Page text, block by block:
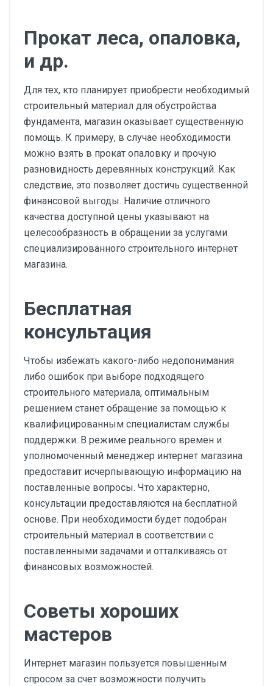
Прокат леса, опаловка,
и др.
Для тех, кто планирует приобрести необходимый
строительный материал для обустройства
фундамента, магазин оказывает существенную
помощь. К примеру, в случае необходимости
можно взять в прокат опаловку и прочую
разновидность деревянных конструкций. Как
следствие, это позволяет достичь существенной
финансовой выгоды. Наличие отличного
качества доступной цены указывают на
целесообразность в обращении за услугами
специализированного строительного интернет
магазина.
Бесплатная
консультация
Чтобы избежать какого-либо недопонимания
либо ошибок при выборе подходящего
строительного материала, оптимальным
решением станет обращение за помощью к
квалифицированным специалистам службы
поддержки. В режиме реального времен и
уполномоченный менеджер интернет магазина
предоставит исчерпывающую информацию на
поставленные вопросы. Что характерно,
консультации предоставляются на бесплатной
основе. При необходимости будет подобран
строительный материал в соответствии с
поставленными задачами и отталкиваясь от
финансовых возможностей.
Советы хороших
мастеров
Интернет магазин пользуется повышенным
спросом за счет возможности получить